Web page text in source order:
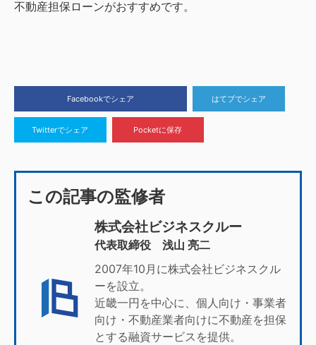
不動産担保ローンがおすすめです。
Facebookでシェア はてブでシェア
Twitterでシェア Pocketに保存
この記事の監修者
株式会社ビジネスクルー
代表取締役 浅山 亮二
2007年10月に株式会社ビジネスクル
ーを設立。
近畿一円を中心に、個人向け・事業者
向け・不動産業者向けに不動産を担保
とする融資サービスを提供。